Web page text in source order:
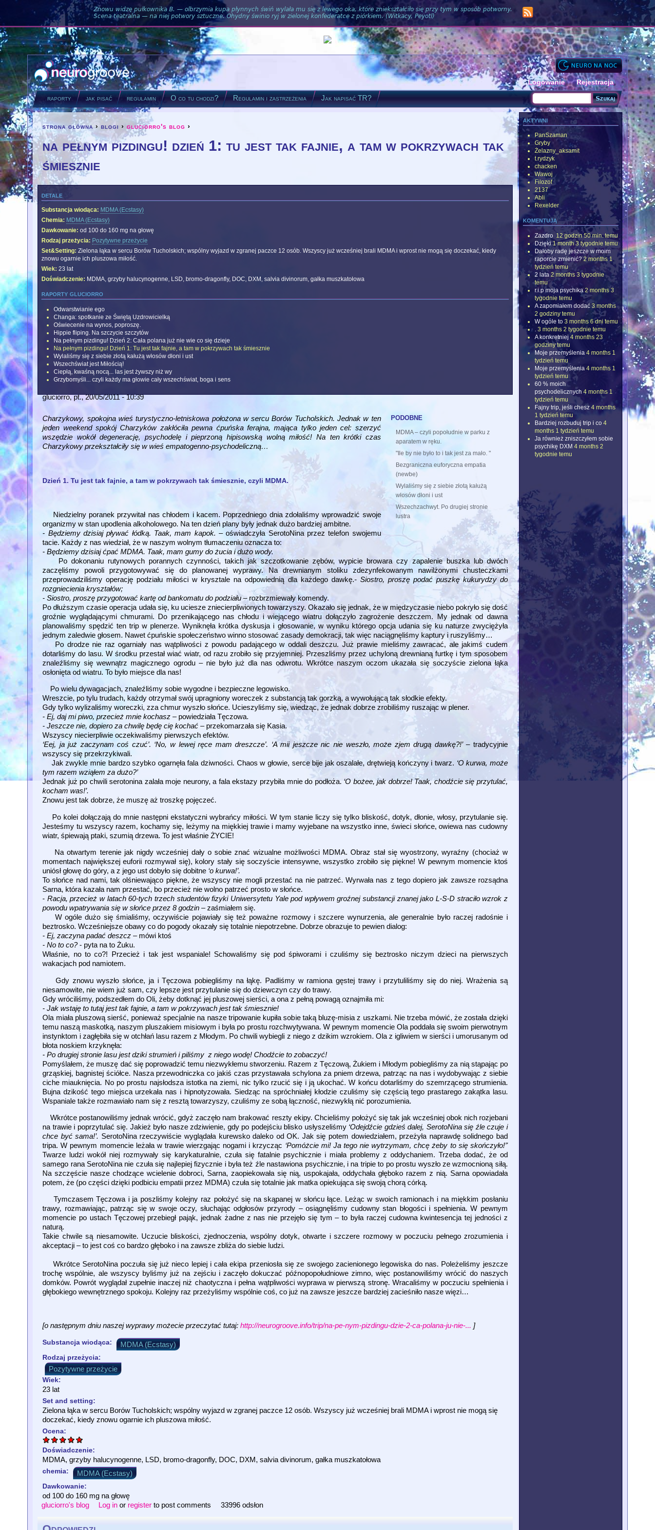
Znowu widzę pułkownika B. — olbrzymia kupa płynnych świń wylała mu się z lewego oka, które zniekształciło się przy tym w sposób potworny.
Scena teatralna — na niej potwory sztuczne. Ohydny świnio ryj w zielonej konfederatce z piórkiem. (Witkacy, Peyotl)
Logowanie Rejestracja
raporty jak pisać regulamin O co tu chodzi? Regulamin i zastrzeżenia Jak napisać TR?
Formularz wyszukiwania
you are here
strona główna ›blogi ›gluciorro's blog ›
na pełnym pizdingu! dzień 1: tu jest tak fajnie, a tam w pokrzywach tak
śmiesznie
detale
Substancja wiodąca: MDMA (Ecstasy)
Chemia: MDMA (Ecstasy)
Dawkowanie: od 100 do 160 mg na głowę
Rodzaj przeżycia: Pozytywne przeżycie
Set&Setting: Zielona łąka w sercu Borów Tucholskich; wspólny wyjazd w zgranej paczce 12 osób. Wszyscy już wcześniej brali MDMA i wprost nie mogą się doczekać, kiedy
znowu ogarnie ich pluszowa miłość.
Wiek: 23 lat
Doświadczenie: MDMA, grzyby halucynogenne, LSD, bromo-dragonfly, DOC, DXM, salvia divinorum, gałka muszkatołowa
raporty gluciorro
Odwarstwianie ego
Changa: spotkanie ze Świętą Uzdrowicielką
Oświecenie na wynos, poproszę.
Hippie fliping. Na szczycie szczytów
Na pełnym pizdingu! Dzień 2: Cała polana już nie wie co się dzieje
Na pełnym pizdingu! Dzień 1: Tu jest tak fajnie, a tam w pokrzywach tak śmiesznie
Wylaliśmy się z siebie złotą kałużą włosów dłoni i ust
Wszechświat jest Miłością!
Ciepłą, kwaśną nocą... las jest żywszy niż wy
Grzybomyśli... czyli każdy ma głowie cały wszechświat, boga i sens
gluciorro, pt., 20/05/2011 - 10:39
podobne
MDMA – czyli popołudnie w parku z
aparatem w ręku.
"Ile by nie było to i tak jest za mało. "
Bezgraniczna euforyczna empatia
(newbe)
Wylaliśmy się z siebie złotą kałużą
włosów dłoni i ust
Wszechzachwyt. Po drugiej stronie
lustra
Charzykowy, spokojna wieś turystyczno-letniskowa położona w sercu Borów Tucholskich. Jednak w ten
jeden weekend spokój Charzyków zakłóciła pewna ćpuńska ferajna, mająca tylko jeden cel: szerzyć
wszędzie wokół degenerację, psychodelę i pieprzoną hipisowską wolną miłość! Na ten krótki czas
Charzykowy przekształciły się w wieś empatogenno-psychodeliczną…
Dzień 1. Tu jest tak fajnie, a tam w pokrzywach tak śmiesznie, czyli MDMA.
Niedzielny poranek przywitał nas chłodem i kacem. Poprzedniego dnia zdołaliśmy wprowadzić swoje
organizmy w stan upodlenia alkoholowego. Na ten dzień plany były jednak dużo bardziej ambitne.
- Będziemy dzisiaj pływać łódką. Taak, mam kapok. – oświadczyła SerotoNina przez telefon swojemu
tacie. Każdy z nas wiedział, że w naszym wolnym tłumaczeniu oznacza to:
- Będziemy dzisiaj ćpać MDMA. Taak, mam gumy do żucia i dużo wody.
Po dokonaniu rutynowych porannych czynności, takich jak szczotkowanie zębów, wypicie browara czy zapalenie buszka lub dwóch
zaczęliśmy powoli przygotowywać się do planowanej wyprawy. Na drewnianym stoliku zdezynfekowanym nawilżonymi chusteczkami
przeprowadziliśmy operację podziału miłości w krysztale na odpowiednią dla każdego dawkę.- Siostro, proszę podać puszkę kukurydzy do
rozgniecienia kryształów;
- Siostro, proszę przygotować kartę od bankomatu do podziału –rozbrzmiewały komendy.
Po dłuższym czasie operacja udała się, ku uciesze zniecierpliwionych towarzyszy. Okazało się jednak, że w międzyczasie niebo pokryło się dość
groźnie wyglądającymi chmurami. Do przenikającego nas chłodu i wiejącego wiatru dołączyło zagrożenie deszczem. My jednak od dawna
planowaliśmy spędzić ten trip w plenerze. Wyniknęła krótka dyskusja i głosowanie, w wyniku którego opcja udania się ku naturze zwyciężyła
jednym zaledwie głosem. Nawet ćpuńskie społeczeństwo winno stosować zasady demokracji, tak więc naciągnęliśmy kaptury i ruszyliśmy…
Po drodze nie raz ogarniały nas wątpliwości z powodu padającego w oddali deszczu. Już prawie mieliśmy zawracać, ale jakimś cudem
dotarliśmy do lasu. W środku przestał wiać wiatr, od razu zrobiło się przyjemniej. Przeszliśmy przez uchyloną drewnianą furtkę i tym sposobem
znaleźliśmy się wewnątrz magicznego ogrodu – nie było już dla nas odwrotu. Wkrótce naszym oczom ukazała się soczyście zielona łąka
osłonięta od wiatru. To było miejsce dla nas!
Po wielu dywagacjach, znaleźliśmy sobie wygodne i bezpieczne legowisko.
Wreszcie, po tylu trudach, każdy otrzymał swój upragniony woreczek z substancją tak gorzką, a wywołującą tak słodkie efekty.
Gdy tylko wylizaliśmy woreczki, zza chmur wyszło słońce. Ucieszyliśmy się, wiedząc, że jednak dobrze zrobiliśmy ruszając w plener.
- Ej, daj mi piwo, przecież mnie kochasz – powiedziała Tęczowa.
- Jeszcze nie, dopiero za chwilę będę cię kochać – przekomarzała się Kasia.
Wszyscy niecierpliwie oczekiwaliśmy pierwszych efektów.
‘Eej, ja już zaczynam coś czuć’. ‘No, w lewej ręce mam dreszcze’. ‘A mii jeszcze nic nie weszło, może zjem drugą dawkę?!’– tradycyjnie
wszyscy się przekrzykiwali.
Jak zwykle mnie bardzo szybko ogarnęła fala dziwności. Chaos w głowie, serce bije jak oszalałe, drętwieją kończyny i twarz. ‘O kurwa, może
tym razem wziąłem za dużo?’
Jednak już po chwili serotonina zalała moje neurony, a fala ekstazy przybiła mnie do podłoża. ‘O bożee, jak dobrze! Taak, chodźcie się przytulać,
kocham was!’.
Znowu jest tak dobrze, że muszę aż troszkę pojęczeć.
Po kolei dołączają do mnie następni ekstatyczni wybrańcy miłości. W tym stanie liczy się tylko bliskość, dotyk, dłonie, włosy, przytulanie się.
Jesteśmy tu wszyscy razem, kochamy się, leżymy na miękkiej trawie i mamy wyjebane na wszystko inne, świeci słońce, owiewa nas cudowny
wiatr, śpiewają ptaki, szumią drzewa. To jest właśnie ŻYCIE!
Na otwartym terenie jak nigdy wcześniej dały o sobie znać wizualne możliwości MDMA. Obraz stał się wyostrzony, wyraźny (chociaż w
momentach największej euforii rozmywał się), kolory stały się soczyście intensywne, wszystko zrobiło się piękne! W pewnym momencie ktoś
uniósł głowę do góry, a z jego ust dobyło się dobitne ‘o kurwa!’.
To słońce nad nami, tak olśniewająco piękne, że wszyscy nie mogli przestać na nie patrzeć. Wyrwała nas z tego dopiero jak zawsze rozsądna
Sarna, która kazała nam przestać, bo przecież nie wolno patrzeć prosto w słońce.
- Racja, przecież w latach 60-tych trzech studentów fizyki Uniwersytetu Yale pod wpływem groźnej substancji znanej jako L-S-D straciło wzrok z
powodu wpatrywania się w słońce przez 8 godzin – zaśmiałem się.
W ogóle dużo się śmialiśmy, oczywiście pojawiały się też poważne rozmowy i szczere wynurzenia, ale generalnie było raczej radośnie i
beztrosko. Wcześniejsze obawy co do pogody okazały się totalnie niepotrzebne. Dobrze obrazuje to pewien dialog:
- Ej, zaczyna padać deszcz – mówi ktoś
- No to co?- pyta na to Żuku.
Właśnie, no to co?! Przecież i tak jest wspaniale! Schowaliśmy się pod śpiworami i czuliśmy się beztrosko niczym dzieci na pierwszych
wakacjach pod namiotem.
Gdy znowu wyszło słońce, ja i Tęczowa pobiegliśmy na łąkę. Padliśmy w ramiona gęstej trawy i przytuliliśmy się do niej. Wrażenia są
niesamowite, nie wiem już sam, czy lepsze jest przytulanie się do dziewczyn czy do trawy.
Gdy wróciliśmy, podszedłem do Oli, żeby dotknąć jej pluszowej sierści, a ona z pełną powagą oznajmiła mi:
- Jak wstaję to tutaj jest tak fajnie, a tam w pokrzywach jest tak śmiesznie!
Ola miała pluszową sierść, ponieważ specjalnie na nasze tripowanie kupiła sobie taką bluzę-misia z uszkami. Nie trzeba mówić, że została dzięki
temu naszą maskotką, naszym pluszakiem misiowym i była po prostu rozchwytywana. W pewnym momencie Ola poddała się swoim pierwotnym
instynktom i zagłębiła się w otchłań lasu razem z Młodym. Po chwili wybiegli z niego z dzikim wzrokiem. Ola z igliwiem w sierści i umorusanym od
błota noskiem krzyknęła:
- Po drugiej stronie lasu jest dziki strumień i piliśmy z niego wodę! Chodźcie to zobaczyć!
Pomyślałem, że muszę dać się poprowadzić temu niezwykłemu stworzeniu. Razem z Tęczową, Żukiem i Młodym pobiegliśmy za nią stąpając po
grząskiej, bagnistej ściółce. Nasza przewodniczka co jakiś czas przystawała schylona za pniem drzewa, patrząc na nas i wydobywając z siebie
ciche miauknięcia. No po prostu najsłodsza istotka na ziemi, nic tylko rzucić się i ją ukochać. W końcu dotarliśmy do szemrzącego strumienia.
Bujna dzikość tego miejsca urzekała nas i hipnotyzowała. Siedząc na spróchniałej kłodzie czuliśmy się częścią tego prastarego zakątka lasu.
Wspaniale także rozmawiało nam się z resztą towarzyszy, czuliśmy ze sobą łączność, niezwykłą nić porozumienia.
Wkrótce postanowiliśmy jednak wrócić, gdyż zaczęło nam brakować reszty ekipy. Chcieliśmy położyć się tak jak wcześniej obok nich rozjebani
na trawie i poprzytulać się. Jakież było nasze zdziwienie, gdy po podejściu blisko usłyszeliśmy ‘Odejdźcie gdzieś dalej, SerotoNina się źle czuje i
chce być sama!’. SerotoNina rzeczywiście wyglądała kurewsko daleko od OK. Jak się potem dowiedziałem, przeżyła naprawdę solidnego bad
tripa. W pewnym momencie leżała w trawie wierzgając nogami i krzycząc ‘Pomóżcie mi! Ja tego nie wytrzymam, chcę żeby to się skończyło!’'
Twarze ludzi wokół niej rozmywały się karykaturalnie, czuła się fatalnie psychicznie i miała problemy z oddychaniem. Trzeba dodać, że od
samego rana SerotoNina nie czuła się najlepiej fizycznie i była też źle nastawiona psychicznie, i na tripie to po prostu wyszło ze wzmocnioną siłą.
Na szczęście nasze chodzące wcielenie dobroci, Sarna, zaopiekowała się nią, uspokajała, oddychała głęboko razem z nią. Sarna opowiadała
potem, że (po części dzięki podbiciu empatii przez MDMA) czuła się totalnie jak matka opiekująca się swoją chorą córką.
Tymczasem Tęczowa i ja poszliśmy kolejny raz położyć się na skąpanej w słońcu łące. Leżąc w swoich ramionach i na miękkim posłaniu
trawy, rozmawiając, patrząc się w swoje oczy, słuchając odgłosów przyrody – osiągnęliśmy cudowny stan błogości i spełnienia. W pewnym
momencie po ustach Tęczowej przebiegł pająk, jednak żadne z nas nie przejęło się tym – to była raczej cudowna kwintesencja tej jedności z
naturą.
Takie chwile są niesamowite. Uczucie bliskości, zjednoczenia, wspólny dotyk, otwarte i szczere rozmowy w poczuciu pełnego zrozumienia i
akceptacji – to jest coś co bardzo głęboko i na zawsze zbliża do siebie ludzi.
Wkrótce SerotoNina poczuła się już nieco lepiej i cała ekipa przeniosła się ze swojego zacienionego legowiska do nas. Poleżeliśmy jeszcze
trochę wspólnie, ale wszyscy byliśmy już na zejściu i zaczęło dokuczać późnopopołudniowe zimno, więc postanowiliśmy wrócić do naszych
domków. Powrót wyglądał zupełnie inaczej niż chaotyczna i pełna wątpliwości wyprawa w pierwszą stronę. Wracaliśmy w poczuciu spełnienia i
głębokiego wewnętrznego spokoju. Kolejny raz przeżyliśmy wspólnie coś, co już na zawsze jeszcze bardziej zacieśniło nasze więzi…
[o następnym dniu naszej wyprawy możecie przeczytać tutaj:http://neurogroove.info/trip/na-pe-nym-pizdingu-dzie-2-ca-polana-ju-nie-... ]
Substancja wiodąca: MDMA (Ecstasy)
Rodzaj przeżycia:
Pozytywne przeżycie
Wiek:
23 lat
Set and setting:
Zielona łąka w sercu Borów Tucholskich; wspólny wyjazd w zgranej paczce 12 osób. Wszyscy już wcześniej brali MDMA i wprost nie mogą się
doczekać, kiedy znowu ogarnie ich pluszowa miłość.
Ocena:
Doświadczenie:
MDMA, grzyby halucynogenne, LSD, bromo-dragonfly, DOC, DXM, salvia divinorum, gałka muszkatołowa
chemia: MDMA (Ecstasy)
Dawkowanie:
od 100 do 160 mg na głowę
gluciorro's blog
Log in or register to post comments 33996 odsłon
aktywni
PanSzaman
Gryby
Żelazny_aksamit
t.rydzyk
chacken
Wawoj
Filozof
2137
Abli
Rexelder
komentują
Zazdro 12 godzin 50 min. temu
Dzięki 1 month 3 tygodnie temu
Dałoby radę jeszcze w moim
raporcie zmienić? 2 months 1
tydzień temu
2 lata 2 months 3 tygodnie
temu
r.i.p moja psychika 2 months 3
tygodnie temu
A zapomiałem dodać 3 months
2 godziny temu
W ogóle to 3 months 6 dni temu
3 months 2 tygodnie temu
A konkretniej 4 months 23
godziny temu
Moje przemyślenia 4 months 1
tydzień temu
Moje przemyślenia 4 months 1
tydzień temu
60 % moich
psychodelicznych 4 months 1
tydzień temu
Fajny trip, jeśli chesz 4 months
1 tydzień temu
Bardziej rozbuduj trip i co 4
months 1 tydzień temu
Ja również zniszczyłem sobie
psychikę DXM 4 months 2
tygodnie temu